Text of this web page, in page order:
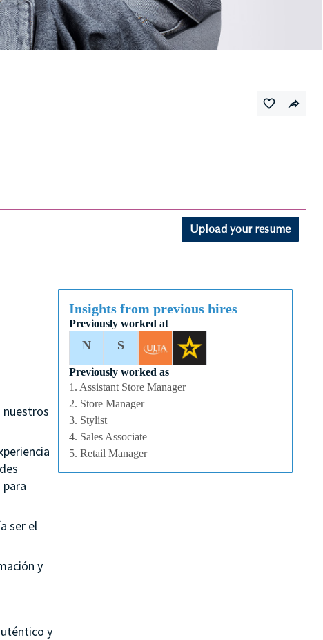
Upload your resume
nuestros
ser el
y
y
Insights from previous hires
Previously worked at
N S
Previously worked as
1. Assistant Store Manager
2. Store Manager
3. Stylist
4. Sales Associate
5. Retail Manager